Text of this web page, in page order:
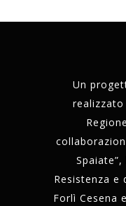
Un
Resistenza e
Forlì Cesena